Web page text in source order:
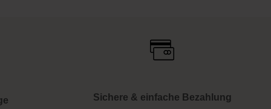
Sichere & einfache Bezahlung